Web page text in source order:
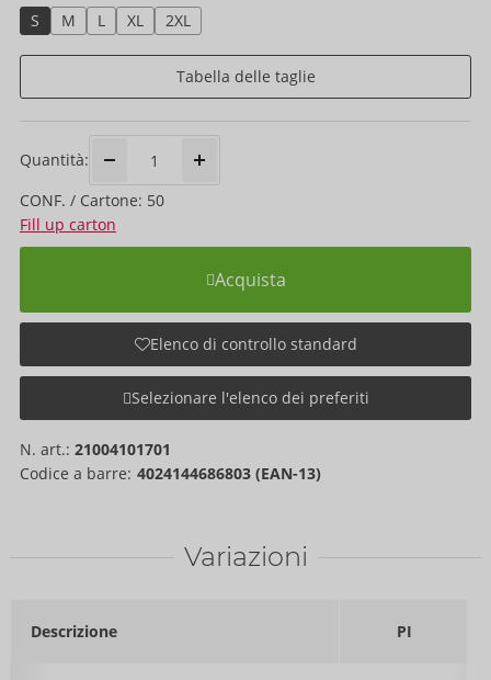
S
M L XL 2XL
Tabella delle taglie
Quantità:
CONF. / Cartone: 50
Fill up carton
Acquista
Elenco di controllo standard
Selezionare l'elenco dei preferiti
N. art.: 21004101701
Codice a barre: 4024144686803 (EAN-13)
Variazioni
Descrizione PI